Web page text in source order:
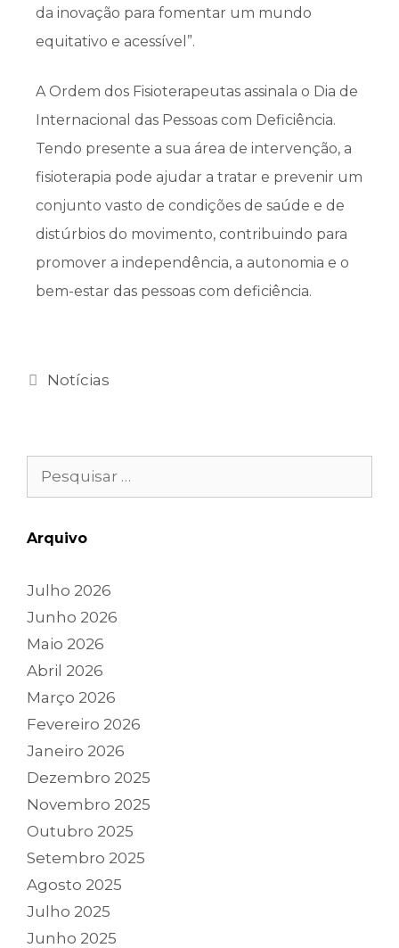
da inovação para fomentar um mundo
equitativo e acessível”.
A Ordem dos Fisioterapeutas assinala o Dia de
Internacional das Pessoas com Deficiência.
Tendo presente a sua área de intervenção, a
fisioterapia pode ajudar a tratar e prevenir um
conjunto vasto de condições de saúde e de
distúrbios do movimento, contribuindo para
promover a independência, a autonomia e o
bem-estar das pessoas com deficiência.
Notícias
Arquivo
Julho 2026
Junho 2026
Maio 2026
Abril 2026
Março 2026
Fevereiro 2026
Janeiro 2026
Dezembro 2025
Novembro 2025
Outubro 2025
Setembro 2025
Agosto 2025
Julho 2025
Junho 2025